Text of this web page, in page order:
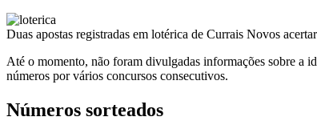
Duas apostas registradas em lotérica de Currais Novos
Até o momento, não foram divulgadas informações sobre a
números por vários concursos consecutivos.
Números sorteados